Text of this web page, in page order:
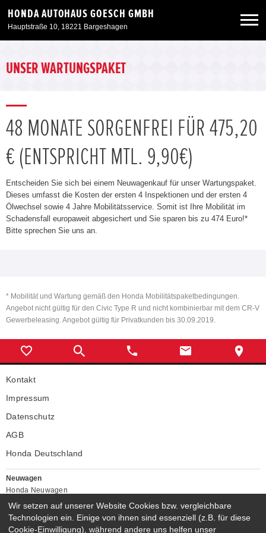
HONDA AUTOHAUS GOESCH GMBH
Hauptstraße 10, 18221 Bargeshagen
Angebote
Service & Zubehör
Unser Autohaus
UNSER WARTUNGSPAKET
48 MONATE SORGENFREI FÜR 475,20
€ (ENTSPRICHT MTL. 9,90€)
Entscheiden Sie sich bei einem Neuwagenkauf für unser Wartungspaket.
Dieses umfasst die Kosten der ersten 4 Inspektionen und der ersten 4
Ölwechsel sowie 4 Jahre Mobilitätsservice. Somit ist Ihre Mobilität im
Schadensfall europaweit abgesichert und Sie sparen bis zu 474 Euro!*
Bitte sprechen Sie uns an.
* Mobilität und Wartung gemäß den Honda Mobilitätspaketbedingungen.
Angebot nicht gültig für den Civic Type R und nicht kombinierbar mit dem CR-V
Gewerbeleasing. Angebot gültig für Privatkunden bis 30.09.2019.
Kontakt
Impressum
Datenschutz
AGB
Honda Deutschland
Neuwagen
Honda Neuwagen
Gebrauchtwagen
Honda Gebrauchtwagen
Wir setzen auf unserer Website Cookies bzw. vergleichbare
Technologien ein. Einige von ihnen sind essenziell (z.B. für diese
Cookie-Einwilligung), während andere uns helfen unser